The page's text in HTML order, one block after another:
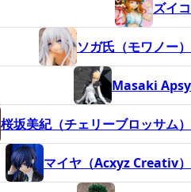
ズイコ
ソガ氏（モワノー）
Masaki Apsy
桜坂美紀（チェリーブロッサム）
マイヤ（Acxyz Creativ）